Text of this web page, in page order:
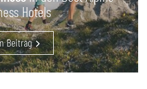
Hotels
Beitrag